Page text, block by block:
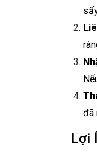
đã
Lợi